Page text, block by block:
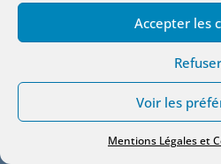
Accepter les
Refuser
Voir les
Mentions Légales et